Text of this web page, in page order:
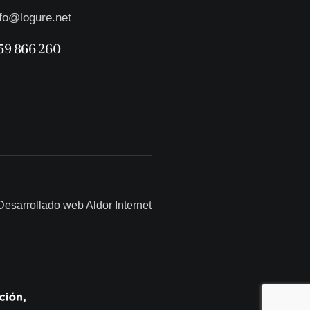
866 260
webAldor Internet